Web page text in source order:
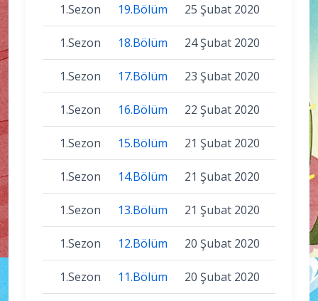
1.Sezon 19.Bölüm 25 Şubat 2020
1.Sezon 18.Bölüm 24 Şubat 2020
1.Sezon 17.Bölüm 23 Şubat 2020
1.Sezon 16.Bölüm 22 Şubat 2020
1.Sezon 15.Bölüm 21 Şubat 2020
1.Sezon 14.Bölüm 21 Şubat 2020
1.Sezon 13.Bölüm 21 Şubat 2020
1.Sezon 12.Bölüm 20 Şubat 2020
1.Sezon 11.Bölüm 20 Şubat 2020